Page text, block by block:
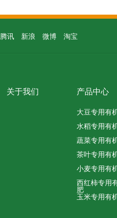
腾讯 新浪 微博 淘宝
关于我们 产品中心
大豆专用有
水稻专用有
蔬菜专用有
茶叶专用有
小麦专用有
西红柿专用
肥
玉米专用有